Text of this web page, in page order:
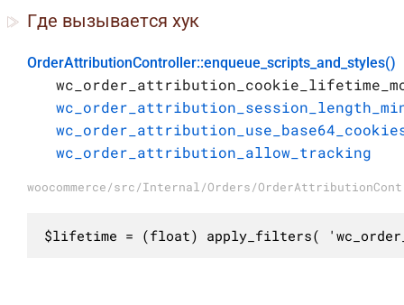
Где вызывается хук
OrderAttributionController::enqueue_scripts_and_styles()
wc_order_attribution_allow_tracking
woocommerce/src/Internal/Orders/
$lifetime = (float) apply_filters(